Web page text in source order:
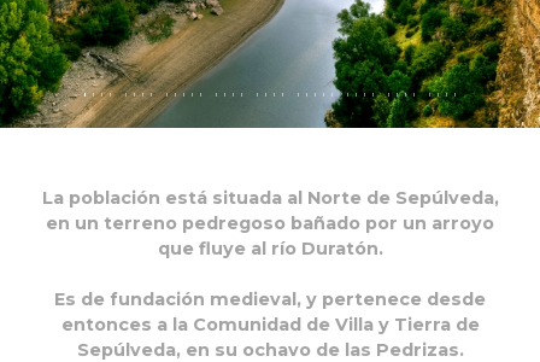
La población está situada al Norte de Sepúlveda,
en un terreno pedregoso bañado por un arroyo
que fluye al río Duratón.
Es de fundación medieval, y pertenece desde
entonces a la Comunidad de Villa y Tierra de
Sepúlveda, en su ochavo de las Pedrizas.